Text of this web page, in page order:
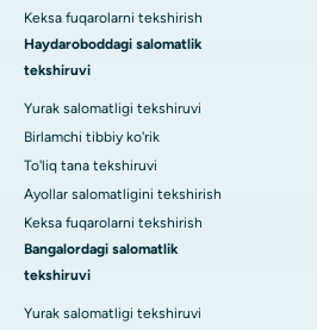
Keksa fuqarolarni tekshirish
Haydaroboddagi salomatlik
tekshiruvi
Yurak salomatligi tekshiruvi
Birlamchi tibbiy ko'rik
To'liq tana tekshiruvi
Ayollar salomatligini tekshirish
Keksa fuqarolarni tekshirish
Bangalordagi salomatlik
tekshiruvi
Yurak salomatligi tekshiruvi